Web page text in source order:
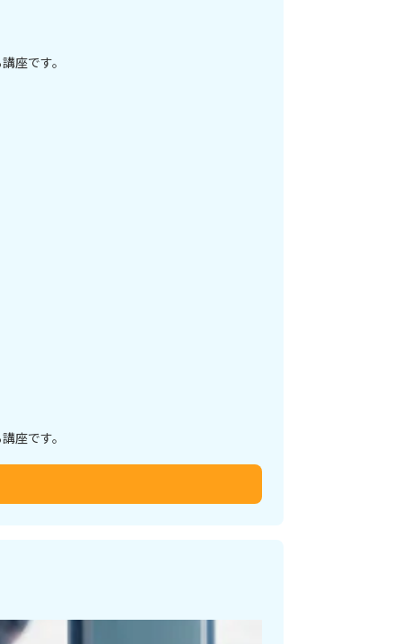
座です。
座です。